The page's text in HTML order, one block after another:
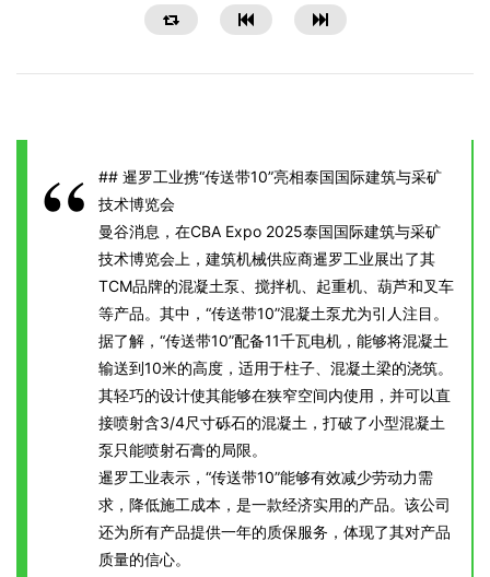
## 暹罗工业携“传送带10”亮相泰国国际建筑与采矿
技术博览会
曼谷消息，在CBA Expo 2025泰国国际建筑与采矿
技术博览会上，建筑机械供应商暹罗工业展出了其
TCM品牌的混凝土泵、搅拌机、起重机、葫芦和叉车
等产品。其中，“传送带10”混凝土泵尤为引人注目。
据了解，“传送带10”配备11千瓦电机，能够将混凝土
输送到10米的高度，适用于柱子、混凝土梁的浇筑。
其轻巧的设计使其能够在狭窄空间内使用，并可以直
接喷射含3/4尺寸砾石的混凝土，打破了小型混凝土
泵只能喷射石膏的局限。
暹罗工业表示，“传送带10”能够有效减少劳动力需
求，降低施工成本，是一款经济实用的产品。该公司
还为所有产品提供一年的质保服务，体现了其对产品
质量的信心。